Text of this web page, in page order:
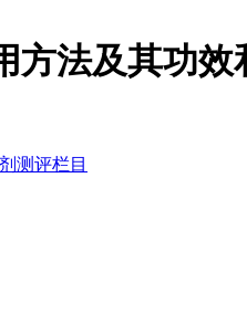
方法及其功效
测评栏目